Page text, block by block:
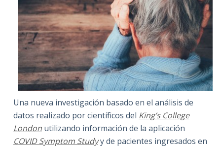
Una nueva investigación basado en el análisis de
datos realizado por científicos del King’s College
Londonutilizando información de la aplicación
COVID Symptom Studyy de pacientes ingresados en